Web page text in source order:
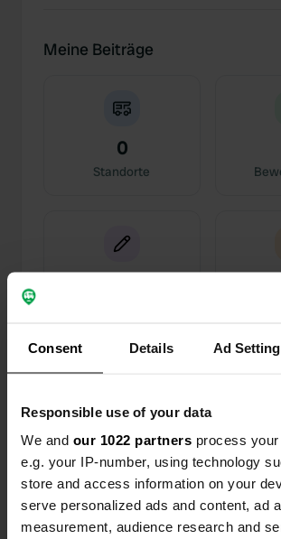
Consent Details Ad
Responsible use of your data
We and our 1022 partners process
e.g. your IP-number, using technology
store and access information on your
serve personalized ads and content, ad
measurement, audience research and
Meine Beiträge
0
Standorte
Aktivitätszeitleiste
Alle Standorte
Ich habe einen Standort
bewertet
Sitecode:3045
Schöner Campingplatz in einem